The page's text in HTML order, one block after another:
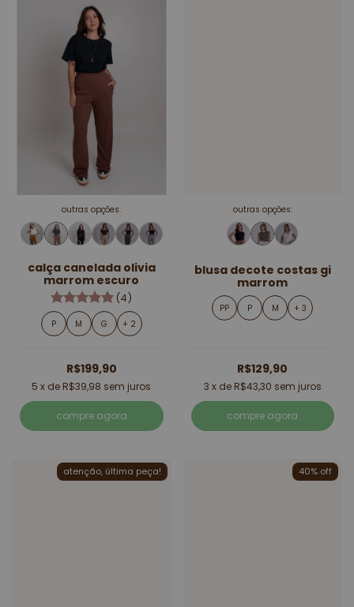
outras opções:
calça canelada olivia
marrom escuro
(4)
P M G + 2
R$199,90
5 x de R$39,98 sem juros
compre agora
outras opções:
blusa decote costas gi
marrom
PP P M + 3
R$129,90
3 x de R$43,30 sem juros
compre agora
atenção, última peça! 40% off